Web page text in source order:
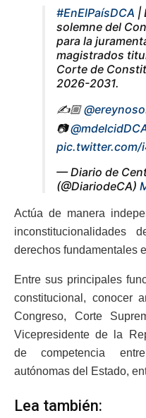
#EnElPaísDCA |
solemne del
para la
magistrados
Corte de
2026-2031.
✍️🏼
📷
pic.twitter.com/
— Diario de
(@DiariodeCA)
Actúa de manera
derechos fundamentales
Entre sus principales
constitucional, conocer
Congreso, Corte
Vicepresidente de la
de competencia
autónomas del Estado,
Lea también: